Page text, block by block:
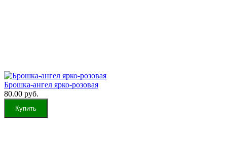
Брошка-ангел ярко-розовая
80.00 руб.